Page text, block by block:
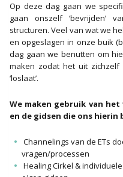
Op deze dag gaan we
gaan onszelf ‘bevrijden’
structuren. Veel van wat we
en opgeslagen in onze buik
dag gaan we benutten om
maken zodat het uit
‘loslaat’.
We maken gebruik van
en de gidsen die ons hierin
Channelings van de ETs
vragen/processen
Healing Cirkel &